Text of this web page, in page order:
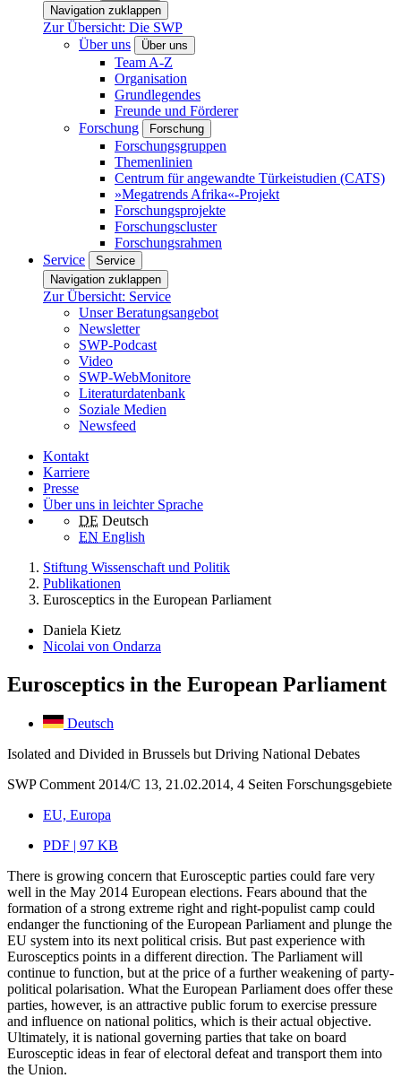
Navigation zuklappen
Zur Übersicht: Die SWP
Über uns
Über uns
Team A-Z
Organisation
Grundlegendes
Freunde und Förderer
Forschung
Forschung
Forschungsgruppen
Themenlinien
Centrum für angewandte Türkeistudien (CATS)
»Megatrends Afrika«-Projekt
Forschungsprojekte
Forschungscluster
Forschungsrahmen
Service
Service
Navigation zuklappen
Zur Übersicht: Service
Unser Beratungsangebot
Newsletter
SWP-Podcast
Video
SWP-WebMonitore
Literaturdatenbank
Soziale Medien
Newsfeed
Kontakt
Karriere
Presse
Über uns in leichter Sprache
DE Deutsch
EN English
Stiftung Wissenschaft und Politik
Publikationen
Eurosceptics in the European Parliament
Daniela Kietz
Nicolai von Ondarza
Eurosceptics in the European Parliament
Deutsch
Isolated and Divided in Brussels but Driving National Debates
SWP Comment 2014/C 13, 21.02.2014, 4 Seiten Forschungsgebiete
EU, Europa
PDF | 97 KB
There is growing concern that Eurosceptic parties could fare very
well in the May 2014 European elections. Fears abound that the
formation of a strong extreme right and right-populist camp could
endanger the functioning of the European Parliament and plunge the
EU system into its next political crisis. But past experience with
Eurosceptics points in a different direction. The Parliament will
continue to function, but at the price of a further weakening of party-
political polarisation. What the European Parliament does offer these
parties, however, is an attractive public forum to exercise pressure
and influence on national politics, which is their actual objective.
Ultimately, it is national governing parties that take on board
Eurosceptic ideas in fear of electoral defeat and transport them into
the Union.